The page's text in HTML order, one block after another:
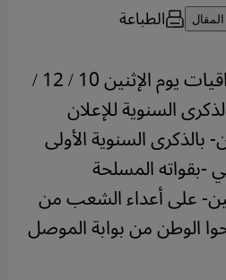
الطباعة
احتفل العراقيون والعراقيات يوم الإثنين 10 / 12 /
الذكرى السنوية للإعلان
بالذكرى السنوية الأولى
-بقواته المسلحة
على أعداء الشعب من
الوطن من بوابة الموصل